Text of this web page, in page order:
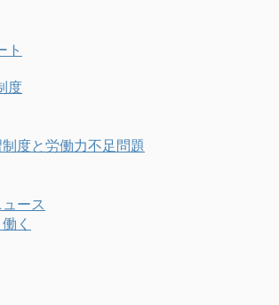
ト
度
度と労働力不足問題
ース
く